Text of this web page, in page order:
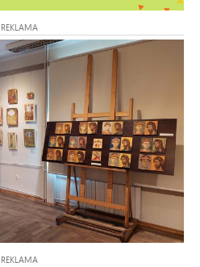
REKLAMA
REKLAMA